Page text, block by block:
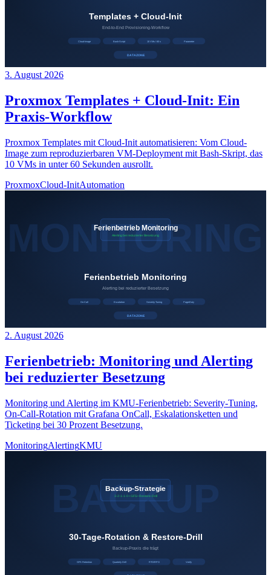
3. August 2026
Proxmox Templates + Cloud-Init: Ein
Praxis-Workflow
Proxmox Templates mit Cloud-Init automatisieren: Vom Cloud-
Image zum reproduzierbaren VM-Deployment mit Bash-Skript, das
10 VMs in unter 60 Sekunden ausrollt.
ProxmoxCloud-InitAutomation
2. August 2026
Ferienbetrieb: Monitoring und Alerting
bei reduzierter Besetzung
Monitoring und Alerting im KMU-Ferienbetrieb: Severity-Tuning,
On-Call-Rotation mit Grafana OnCall, Eskalationsketten und
Ticketing bei 30 Prozent Besetzung.
MonitoringAlertingKMU